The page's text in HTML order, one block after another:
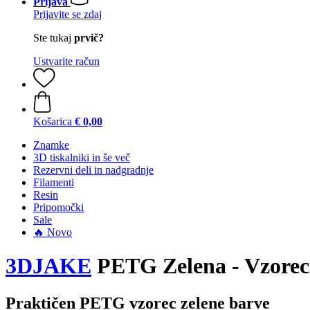
Prijavite se zdaj
Ste tukaj prvič?
Ustvarite račun
Košarica € 0,00
Znamke
3D tiskalniki in še več
Rezervni deli in nadgradnje
Filamenti
Resin
Pripomočki
Sale
🔥 Novo
3DJAKE PETG Zelena -
Praktičen PETG vzorec zelene barve